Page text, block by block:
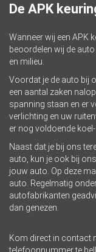
De APK
Wanneer wij een APK
beoordelen wij de
en milieu.
Voordat je de auto bij
een aantal zaken
spanning staan en er
verlichting en uw
er nog voldoende
Naast dat je bij ons
auto, kun je ook bij
jouw auto. Op deze
auto. Regelmatig
autofabrikanten
dan genezen.
Kom direct in contact
telefoonnummer te